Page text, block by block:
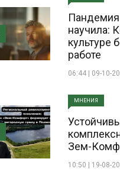
научила:
культуре
работе
06:44 | 09-10-
МНЕНИЯ
Зем-
10:50 | 19-08-